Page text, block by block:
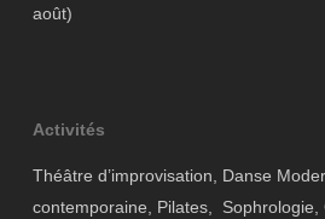
août)
Activités
Théâtre d’improvisation, Danse
contemporaine, Pilates, Sophrologie,